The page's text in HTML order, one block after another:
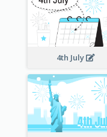
4th July